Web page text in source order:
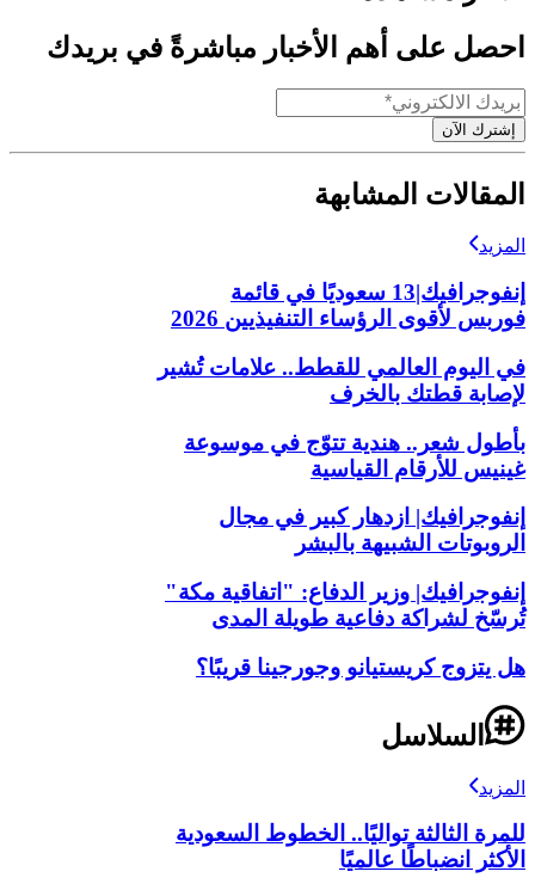
احصل على أهم الأخبار مباشرةً في بريدك
إشترك الآن
المقالات المشابهة
المزيد
إنفوجرافيك|13 سعوديًا في قائمة
فوربس لأقوى الرؤساء التنفيذيين 2026
في اليوم العالمي للقطط.. علامات تُشير
لإصابة قطتك بالخرف
بأطول شعر.. هندية تتوّج في موسوعة
غينيس للأرقام القياسية
إنفوجرافيك| ازدهار كبير في مجال
الروبوتات الشبيهة بالبشر
إنفوجرافيك| وزير الدفاع: "اتفاقية مكة"
تُرسّخ لشراكة دفاعية طويلة المدى
هل يتزوج كريستيانو وجورجينا قريبًا؟
السلاسل
المزيد
للمرة الثالثة تواليًا.. الخطوط السعودية
الأكثر انضباطًا عالميًا